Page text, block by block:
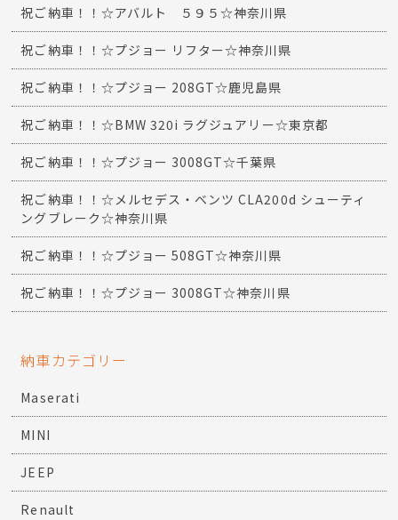
祝ご納車！！☆アバルト ５９５☆神奈川県
祝ご納車！！☆プジョー リフター☆神奈川県
祝ご納車！！☆プジョー 208GT☆鹿児島県
祝ご納車！！☆BMW 320i ラグジュアリー☆東京都
祝ご納車！！☆プジョー 3008GT☆千葉県
祝ご納車！！☆メルセデス・ベンツ CLA200d シューティ
ングブレーク☆神奈川県
祝ご納車！！☆プジョー 508GT☆神奈川県
祝ご納車！！☆プジョー 3008GT☆神奈川県
納車カテゴリー
Maserati
MINI
JEEP
Renault